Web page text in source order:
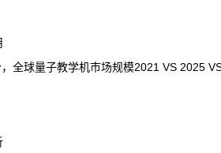
量子教学机市场规模2021 VS 2025